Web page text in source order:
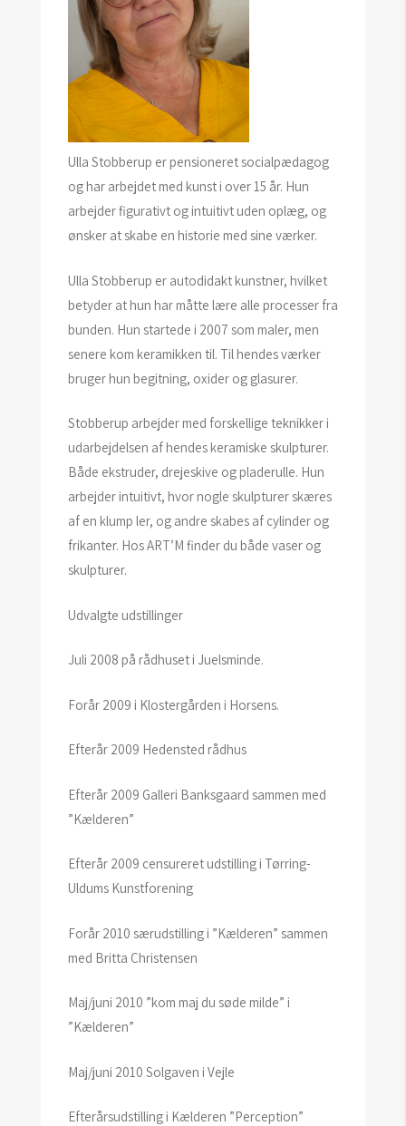
Ulla Stobberup er pensioneret socialpædagog
og har arbejdet med kunst i over 15 år. Hun
arbejder figurativt og intuitivt uden oplæg, og
ønsker at skabe en historie med sine værker.
Ulla Stobberup er autodidakt kunstner, hvilket
betyder at hun har måtte lære alle processer fra
bunden. Hun startede i 2007 som maler, men
senere kom keramikken til. Til hendes værker
bruger hun begitning, oxider og glasurer.
Stobberup arbejder med forskellige teknikker i
udarbejdelsen af hendes keramiske skulpturer.
Både ekstruder, drejeskive og pladerulle. Hun
arbejder intuitivt, hvor nogle skulpturer skæres
af en klump ler, og andre skabes af cylinder og
frikanter. Hos ART’M finder du både vaser og
skulpturer.
Udvalgte udstillinger
Juli 2008 på rådhuset i Juelsminde.
Forår 2009 i Klostergården i Horsens.
Efterår 2009 Hedensted rådhus
Efterår 2009 Galleri Banksgaard sammen med
”Kælderen”
Efterår 2009 censureret udstilling i Tørring-
Uldums Kunstforening
Forår 2010 særudstilling i ”Kælderen” sammen
med Britta Christensen
Maj/juni 2010 ”kom maj du søde milde” i
”Kælderen”
Maj/juni 2010 Solgaven i Vejle
Efterårsudstilling i Kælderen ”Perception”